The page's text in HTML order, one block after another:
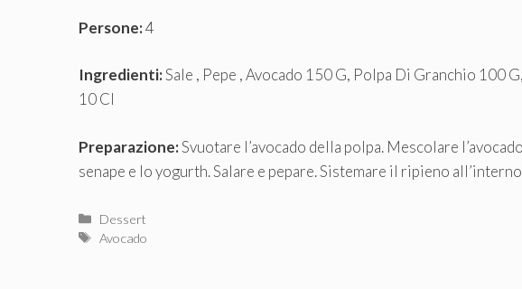
Persone:4
Ingredienti:Sale , Pepe , Avocado 150 G, Polpa Di Granchio 100
10 Cl
Preparazione:Svuotare l’avocado della polpa. Mescolare
senape e lo yogurth. Salare e pepare. Sistemare il ripieno
Categorie
Dessert
Tag
Avocado